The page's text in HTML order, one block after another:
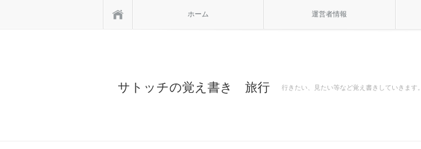
ホーム 運営者情報
サトッチの覚え書き 旅行 行きたい、見たい等など覚え書きしていきます。